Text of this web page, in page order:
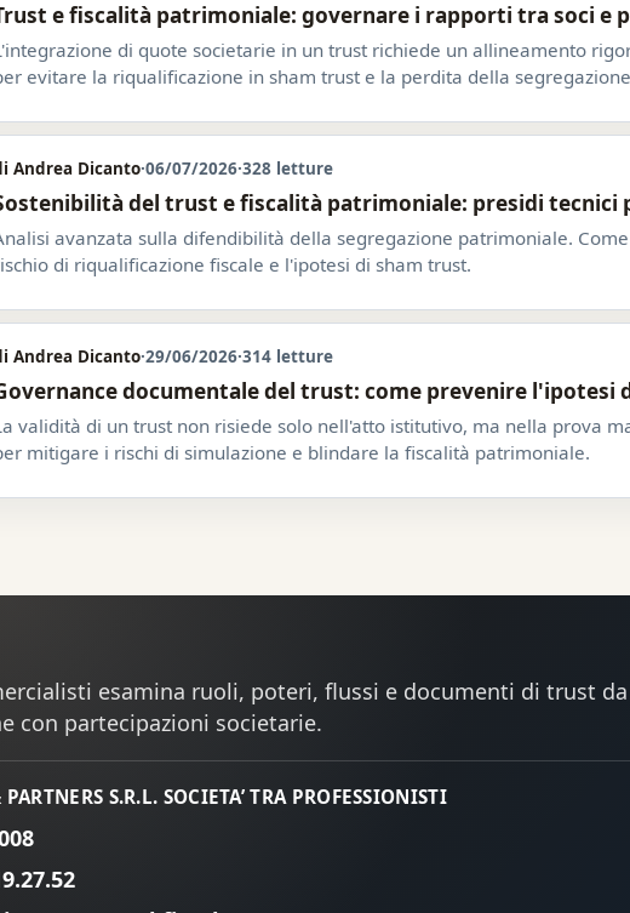
e fiscalità patrimoniale: governare i rapporti tra soci e
di quote societarie in un trust richiede un allineamento
evitare la riqualificazione in sham trust e la perdita della
Andrea Dicanto·06/07/2026·328 letture
del trust e fiscalità patrimoniale: presidi tecnici
avanzata sulla difendibilità della segregazione patrimoniale.
di riqualificazione fiscale e l'ipotesi di sham trust.
Andrea Dicanto·29/06/2026·314 letture
documentale del trust: come prevenire
validità di un trust non risiede solo nell'atto istitutivo, ma nella prova
mitigare i rischi di simulazione e blindare la fiscalità patrimoniale.
esamina ruoli, poteri, flussi e documenti di trust
con partecipazioni societarie.
S.R.L. SOCIETA’ TRA PROFESSIONISTI